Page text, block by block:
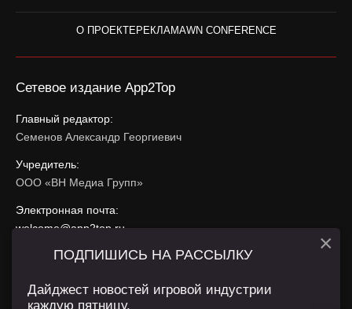
О ПРОЕКТЕРЕКЛАМАWN CONFERENCE
Сетевое издание App2Top
Главный редактор:
Семенов Александр Георгиевич
Учредитель:
ООО «ВН Медиа Групп»
Электронная почта:
welcome@app2top.ru
При использовании материалов активная ссылка на
ПОДПИШИСЬ НА РАССЫЛКУ
Дайджест новостей игровой индустрии
каждую пятницу.
×